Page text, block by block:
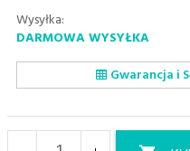
Wysyłka:
DARMOWA WYSYŁKA
Gwarancja i